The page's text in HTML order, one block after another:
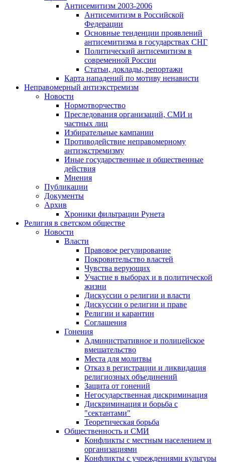
Антисемитизм 2003-2006
Антисемитизм в Российской
Федерации
Основные тенденции проявлений
антисемитизма в государствах СНГ
Политический антисемитизм в
современной России
Статьи, доклады, репортажи
Карта нападений по мотиву ненависти
Неправомерный антиэкстремизм
Новости
Нормотворчество
Преследования организаций, СМИ и
частных лиц
Избирательные кампании
Противодействие неправомерному
антиэкстремизму
Иные государственные и общественные
действия
Мнения
Публикации
Документы
Архив
Хроники фильтрации Рунета
Религия в светском обществе
Новости
Власти
Правовое регулирование
Покровительство властей
Чувства верующих
Участие в выборах и в политической
жизни
Дискуссии о религии и власти
Дискуссии о религии и праве
Религии и карантин
Соглашения
Гонения
Административное и полицейское
вмешательство
Места для молитвы
Отказ в регистрации и ликвидация
религиозных объединений
Защита от гонений
Негосударственная дискриминация
Дискриминация и борьба с
"сектантами"
Теоретическая борьба
Общественность и СМИ
Конфликты с местным населением и
организациями
Конфликты с учреждениями культуры